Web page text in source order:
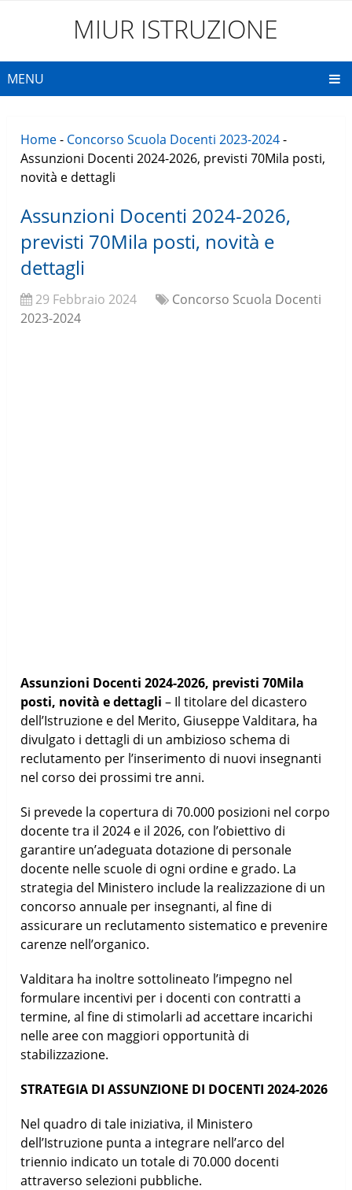
MIUR ISTRUZIONE
MENU
Home- Concorso Scuola Docenti 2023-2024-
Assunzioni Docenti 2024-2026, previsti 70Mila posti,
novità e dettagli
Assunzioni Docenti 2024-2026,
previsti 70Mila posti, novità e
dettagli
29 Febbraio 2024
Concorso Scuola Docenti
2023-2024
Assunzioni Docenti 2024-2026, previsti 70Mila
posti, novità e dettagli – Il titolare del dicastero
dell’Istruzione e del Merito, Giuseppe Valditara, ha
divulgato i dettagli di un ambizioso schema di
reclutamento per l’inserimento di nuovi insegnanti
nel corso dei prossimi tre anni.
Si prevede la copertura di 70.000 posizioni nel corpo
docente tra il 2024 e il 2026, con l’obiettivo di
garantire un’adeguata dotazione di personale
docente nelle scuole di ogni ordine e grado. La
strategia del Ministero include la realizzazione di un
concorso annuale per insegnanti, al fine di
assicurare un reclutamento sistematico e prevenire
carenze nell’organico.
Valditara ha inoltre sottolineato l’impegno nel
formulare incentivi per i docenti con contratti a
termine, al fine di stimolarli ad accettare incarichi
nelle aree con maggiori opportunità di
stabilizzazione.
STRATEGIA DI ASSUNZIONE DI DOCENTI 2024-2026
Nel quadro di tale iniziativa, il Ministero
dell’Istruzione punta a integrare nell’arco del
triennio indicato un totale di 70.000 docenti
attraverso selezioni pubbliche.